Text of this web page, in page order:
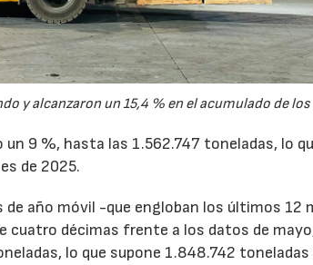
y alcanzaron un 15,4 % en el acumulado de los
9 %, hasta las 1.562.747 toneladas, lo
de 2025.
de año móvil -que engloban los últimos 12
cuatro décimas frente a los datos de
lo que supone 1.848.742 toneladas